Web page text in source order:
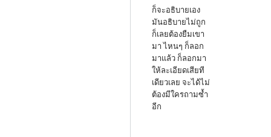
ก็จะอธิบายเอง
มันอธิบายไม่ถูก
ก็เลยต้องยืมเขา
มา ไหนๆ ก็ลอก
มาแล้ว ก็ลอกมา
ให้ละเอียดเสียที
เดียวเลย จะได้ไม่
ต้องมีใครถามซ้ำ
อีก